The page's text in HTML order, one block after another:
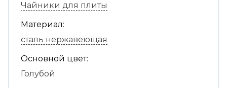
Чайники для плиты
Материал:
сталь нержавеющая
Основной цвет:
Голубой